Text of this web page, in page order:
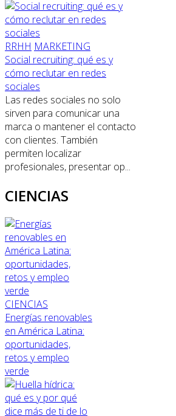
RRHH MARKETING
Social recruiting: qué es y
cómo reclutar en redes
sociales
Las redes sociales no solo
sirven para comunicar una
marca o mantener el contacto
con clientes. También
permiten localizar
profesionales, presentar op...
CIENCIAS
CIENCIAS
Energías renovables
en América Latina:
oportunidades,
retos y empleo
verde